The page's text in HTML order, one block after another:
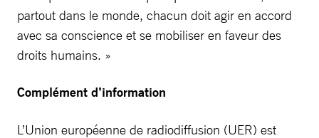
partout dans le monde, chacun doit agir en accord
avec sa conscience et se mobiliser en faveur des
droits humains. »
Complément d’information
L’Union européenne de radiodiffusion (UER) est